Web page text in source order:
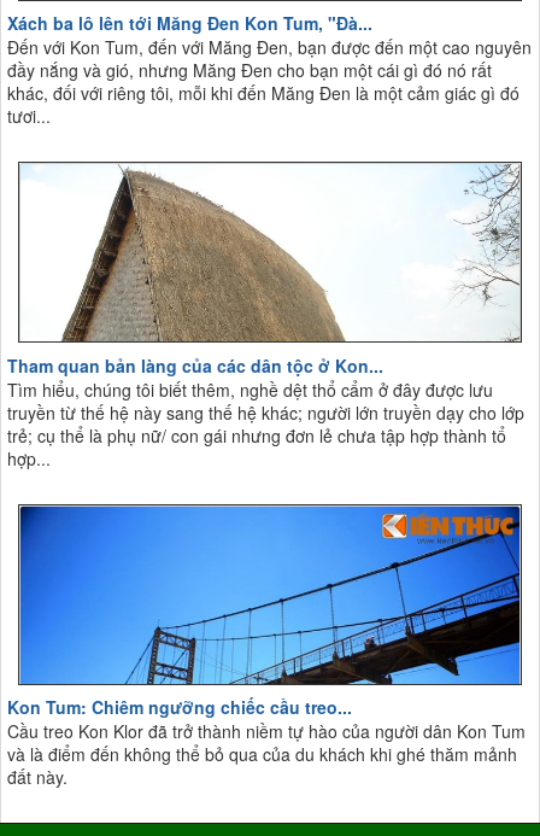
Xách ba lô lên tới Măng Đen Kon Tum, "Đà...
Đến với Kon Tum, đến với Măng Đen, bạn được đến một cao nguyên
đầy nắng và gió, nhưng Măng Đen cho bạn một cái gì đó nó rất
khác, đối với riêng tôi, mỗi khi đến Măng Đen là một cảm giác gì đó
tươi...
Tham quan bản làng của các dân tộc ở Kon...
Tìm hiểu, chúng tôi biết thêm, nghề dệt thổ cẩm ở đây được lưu
truyền từ thế hệ này sang thế hệ khác; người lớn truyền dạy cho lớp
trẻ; cụ thể là phụ nữ/ con gái nhưng đơn lẻ chưa tập hợp thành tổ
hợp...
Kon Tum: Chiêm ngưỡng chiếc cầu treo...
Cầu treo Kon Klor đã trở thành niềm tự hào của người dân Kon Tum
và là điểm đến không thể bỏ qua của du khách khi ghé thăm mảnh
đất này.